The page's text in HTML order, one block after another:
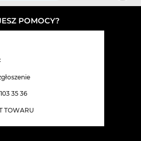
POMOCY?
35 36
TOWARU